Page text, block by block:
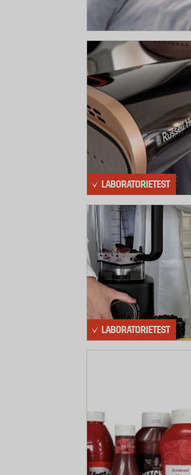
LABORATORIETEST
LABORATORIETEST